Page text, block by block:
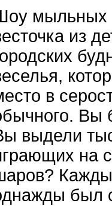
мыльных
из
в
Вы
выдели
на
был